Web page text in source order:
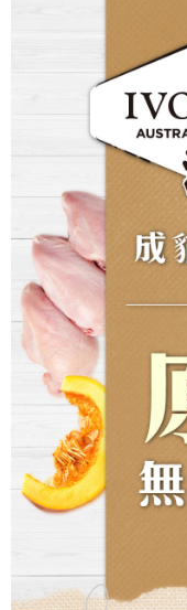
２．關於個人資料處理事
https://aftee.tw/terms/
３．未成年的使用者請事
「AFTEE先享後付」，若
４．使用「AFTEE先享後
時審查核予不同之上限額
請求用戶進行身份認證。
５．嚴禁一人註冊多個帳
恩沛科技股份有限公司將